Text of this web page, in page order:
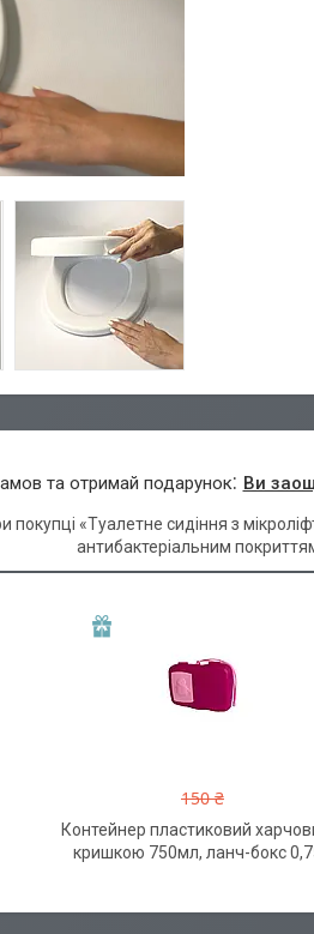
та отримай подарунок Ви
«Туалетне сидіння з
антибактеріальним
150 ₴
Контейнер пластиковий
кришкою 750мл, ланч-бокс